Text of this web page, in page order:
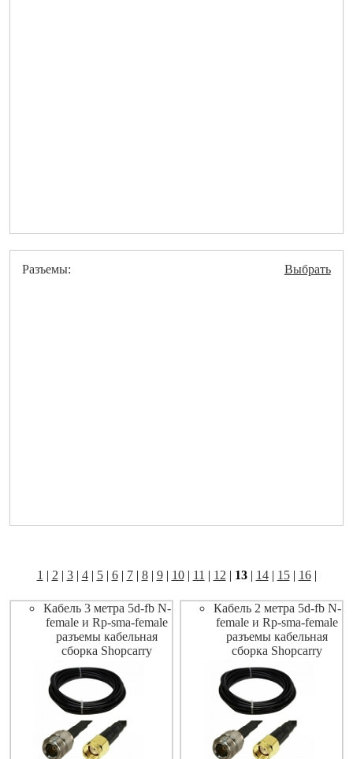
Разъемы: Выбрать
1 | 2 | 3| 4| 5| 6| 7| 8| 9| 10| 11 | 12 | 13| 14| 15| 16|
Кабель 3 метра 5d-fb N-
female и Rp-sma-female
разъемы кабельная
сборка Shopcarry
Кабель 2 метра 5d-fb N-
female и Rp-sma-female
разъемы кабельная
сборка Shopcarry